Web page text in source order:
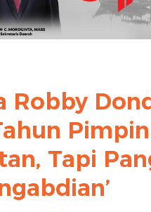
Robby
Tapi